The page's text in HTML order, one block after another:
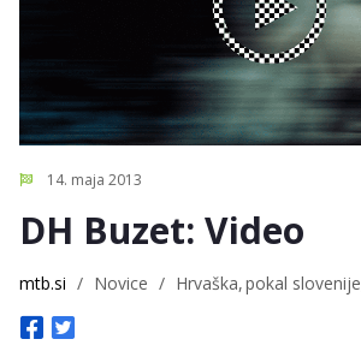
14. maja 2013
DH Buzet: Video
mtb.si / Novice / Hrvaška pokal slovenije